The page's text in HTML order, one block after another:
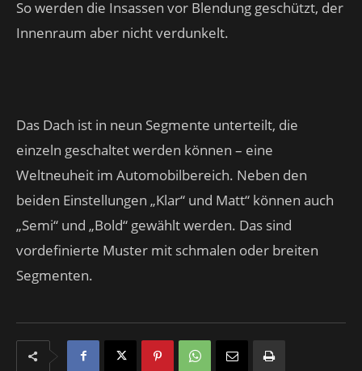
So werden die Insassen vor Blendung geschützt, der
Innenraum aber nicht verdunkelt.
Das Dach ist in neun Segmente unterteilt, die
einzeln geschaltet werden können – eine
Weltneuheit im Automobilbereich. Neben den
beiden Einstellungen „Klar“ und Matt“ können auch
„Semi“ und „Bold“ gewählt werden. Das sind
vordefinierte Muster mit schmalen oder breiten
Segmenten.